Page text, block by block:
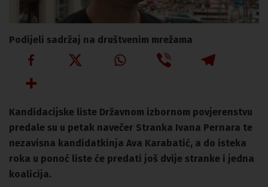
Podijeli sadržaj na društvenim mrežama
Kandidacijske liste Državnom izbornom povjerenstvu
predale su u petak navečer Stranka Ivana Pernara te
nezavisna kandidatkinja Ava Karabatić, a do isteka
roka u ponoć liste će predati još dvije stranke i jedna
koalicija.